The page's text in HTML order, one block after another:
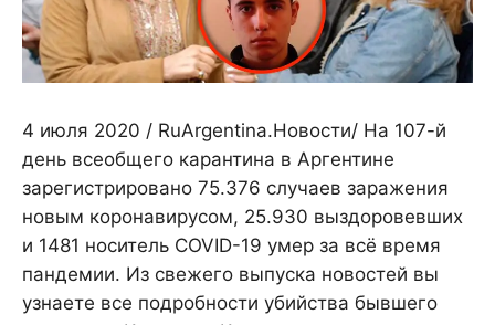
4 июля 2020 / RuArgentina.Новости/ На 107-й
день всеобщего карантина в Аргентине
зарегистрировано 75.376 случаев заражения
новым коронавирусом, 25.930 выздоровевших
и 1481 носитель COVID-19 умер за всё время
пандемии. Из свежего выпуска новостей вы
узнаете все подробности убийства бывшего